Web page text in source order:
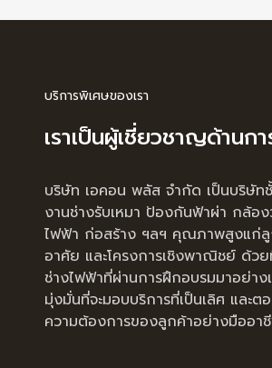
บริการพิเศษของเรา
เราเป็นผู้เชี่ยวชาญด้านก
บริษัท เอคอน พลัส จำกัด เป็นบริษัท
งานช่างรับเหมา ป้องกันฟ้าผ่า กล้อง
ไฟฟ้า ก่อสร้าง ฯลฯ คุณภาพสูงแก่
อาศัย และโครงการเชิงพาณิชย์ ด้ว
ช่างไฟฟ้าที่ผ่านการฝึกอบรมมาอย่าง
มุ่งมั่นที่จะมอบบริการที่เป็นเลิศ และ
ความต้องการของลูกค้าอย่างมืออา